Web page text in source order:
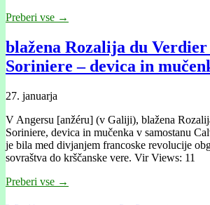
Preberi vse →
blažena Rozalija du Verdier
Soriniere – devica in
27. januarja
V Angersu [anžéru] (v Galiji), blažena
Soriniere, devica in mučenka v samostanu
je bila med divjanjem francoske revolucije
sovraštva do krščanske vere. Vir Views: 11
Preberi vse →